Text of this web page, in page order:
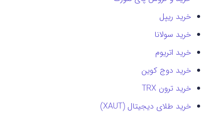
خرید ریپل
خرید سولانا
خرید اتریوم
خرید دوج کوین
خرید ترون TRX
خرید طلای دیجیتال (XAUT)